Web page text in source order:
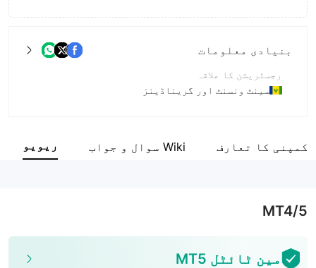
بنیادی معلومات
رجسٹریشن کا علاقہ
سینٹ ونسنٹ اور گریناڈینز
کمپنی کا مکمل نام
کمپنی کا تعارف Wiki سوال و جواب ریویو
MT4/5
مین ٹائٹل MT5